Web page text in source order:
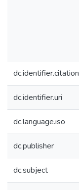
dc.identifier.citation
dc.identifier.uri
dc.language.iso
dc.publisher
dc.subject